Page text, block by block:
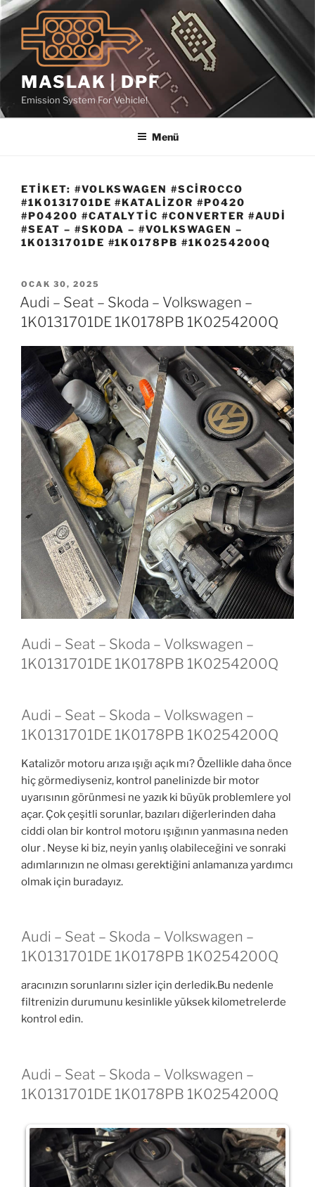
İçeriğe
geç
MASLAK | DPF
Emission System For Vehicle!
Menü
ETIKET: #VOLKSWAGEN #SCIROCCO
#1K0131701DE #KATALIZOR #P0420
#P04200 #CATALYTIC #CONVERTER #AUDI
#SEAT – #SKODA – #VOLKSWAGEN –
1K0131701DE #1K0178PB #1K0254200Q
YAYIM
TARIHI
OCAK 30, 2025
Audi – Seat – Skoda – Volkswagen –
1K0131701DE 1K0178PB 1K0254200Q
Audi – Seat – Skoda – Volkswagen –
1K0131701DE 1K0178PB 1K0254200Q
Audi – Seat – Skoda – Volkswagen –
1K0131701DE 1K0178PB 1K0254200Q
Katalizör motoru arıza ışığı açık mı? Özellikle daha önce
hiç görmediyseniz, kontrol panelinizde bir motor
uyarısının görünmesi ne yazık ki büyük problemlere yol
açar. Çok çeşitli sorunlar, bazıları diğerlerinden daha
ciddi olan bir kontrol motoru ışığının yanmasına neden
olur . Neyse ki biz, neyin yanlış olabileceğini ve sonraki
adımlarınızın ne olması gerektiğini anlamanıza yardımcı
olmak için buradayız.
Audi – Seat – Skoda – Volkswagen –
1K0131701DE 1K0178PB 1K0254200Q
aracınızın sorunlarını sizler için derledik.Bu nedenle
filtrenizin durumunu kesinlikle yüksek kilometrelerde
kontrol edin.
Audi – Seat – Skoda – Volkswagen –
1K0131701DE 1K0178PB 1K0254200Q